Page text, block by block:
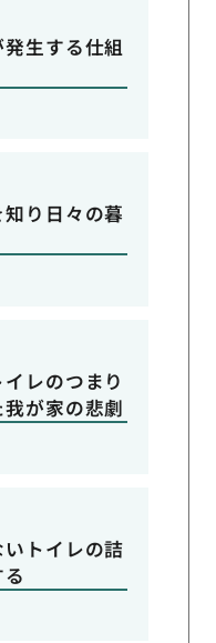
生する仕組
り日々の暮
レのつまり
が家の悲劇
トイレの詰